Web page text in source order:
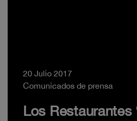
20 Julio 2017
Comunicados de prensa
Los Restaurantes